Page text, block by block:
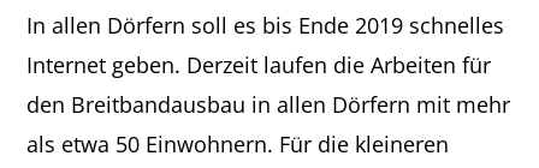
In allen Dörfern soll es bis Ende 2019 schnelles
Internet geben. Derzeit laufen die Arbeiten für
den Breitbandausbau in allen Dörfern mit mehr
als etwa 50 Einwohnern. Für die kleineren